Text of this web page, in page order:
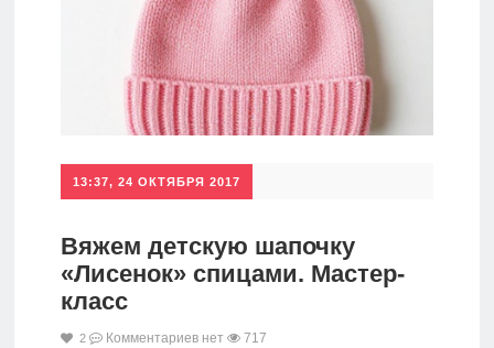
Аксессуары
Полезности
13:37, 24 ОКТЯБРЯ 2017
Вяжем детскую шапочку
«Лисенок» спицами. Мастер-
класс
2 Комментариев нет 717